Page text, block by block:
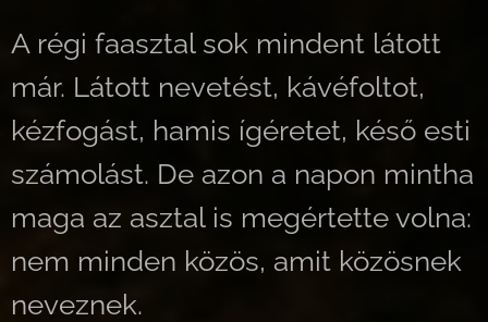
A régi faasztal sok mindent látott
már. Látott nevetést, kávéfoltot,
kézfogást, hamis ígéretet, késő esti
számolást. De azon a napon mintha
maga az asztal is megértette volna:
nem minden közös, amit közösnek
neveznek.